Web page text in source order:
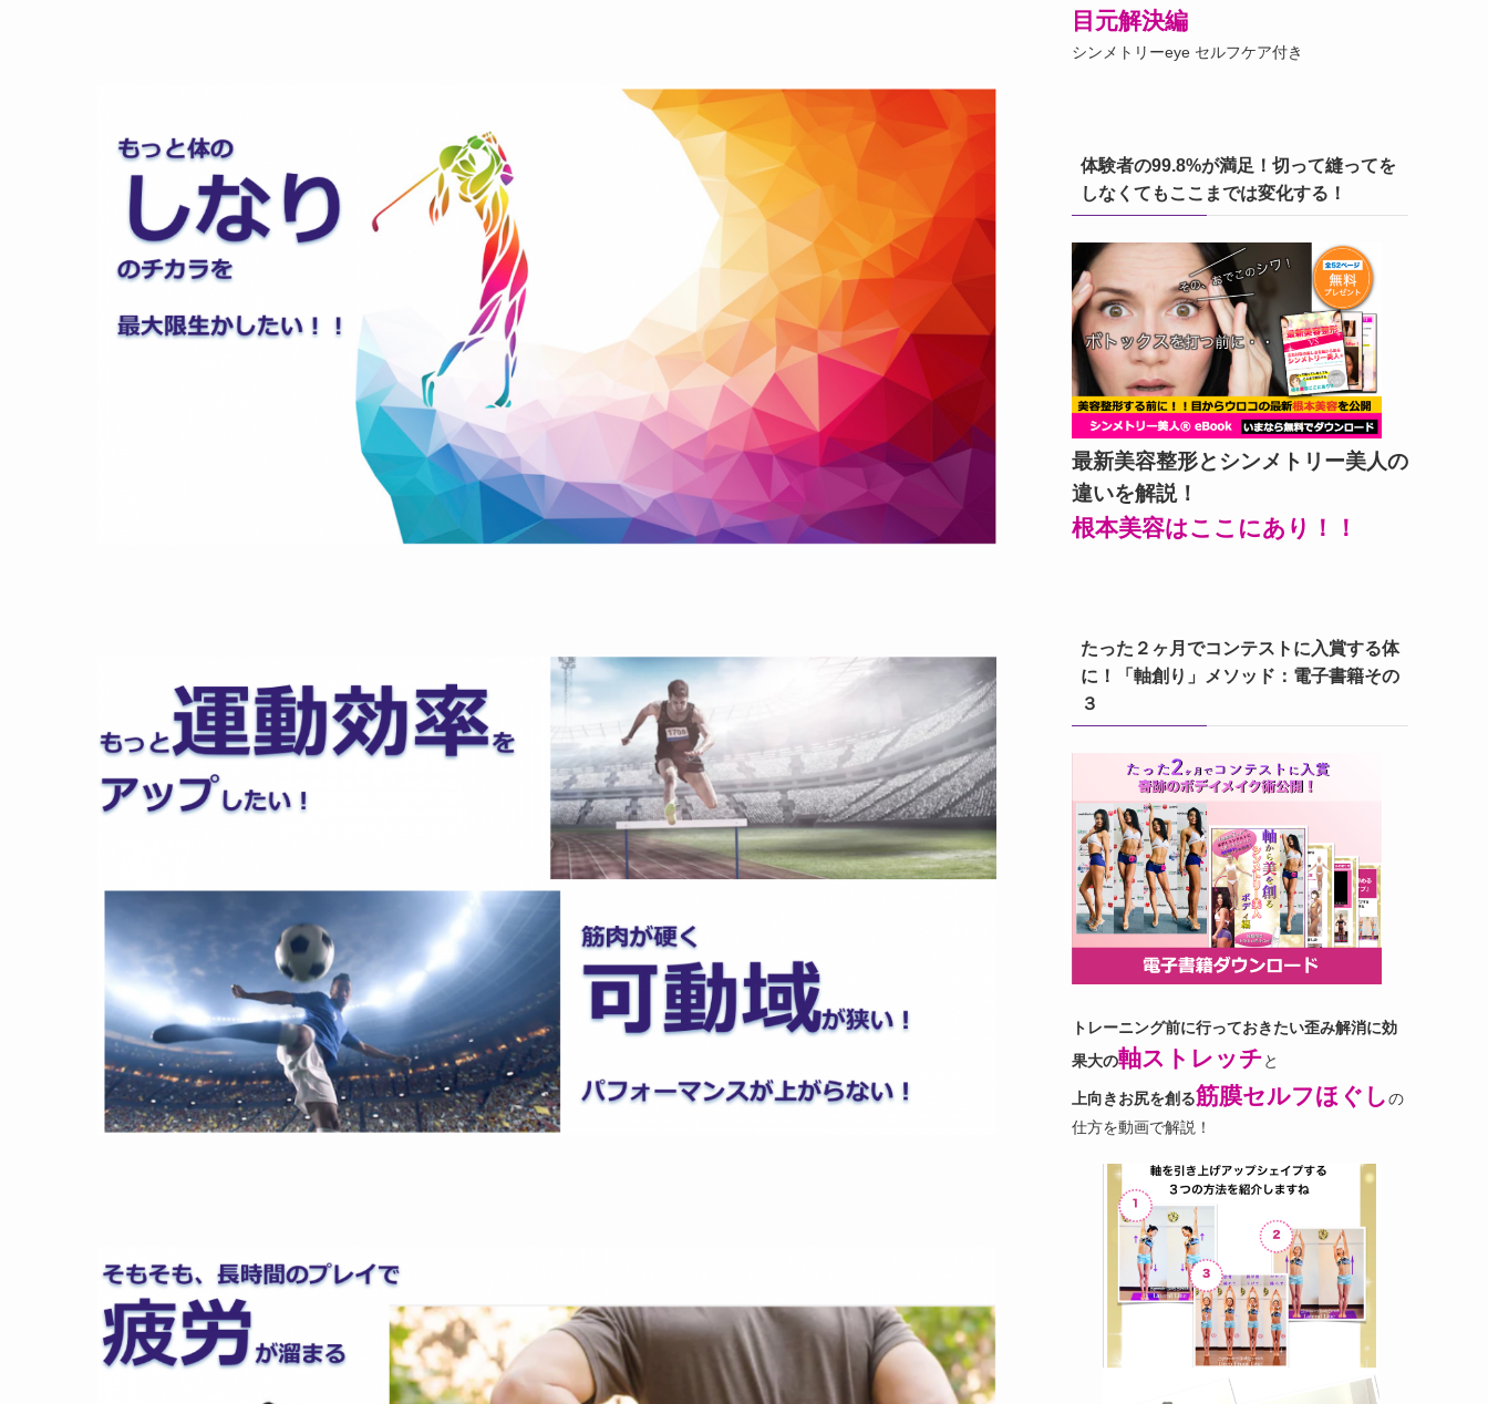
目元解決編
シンメトリーeye セルフケア付き
体験者の99.8%が満足！切って縫ってを
しなくてもここまでは変化する！
最新美容整形とシンメトリー美人の
違いを解説！
根本美容はここにあり！！
たった２ヶ月でコンテストに入賞する体
に！「軸創り」メソッド：電子書籍その
３
トレーニング前に行っておきたい歪み解消に効
果大の軸ストレッチと
上向きお尻を創る筋膜セルフほぐしの
仕方を動画で解説！